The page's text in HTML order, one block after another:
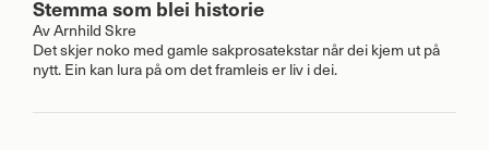
Stemma som blei historie
AvArnhild Skre
Det skjer noko med gamle sakprosatekstar når dei kjem ut på
nytt. Ein kan lura på om det framleis er liv i dei.